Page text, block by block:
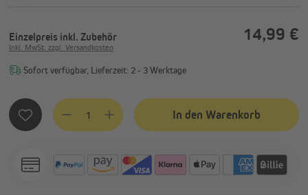
Einzelpreis inkl. Zubehör 14,99 €
Inkl. MwSt. zzgl. Versandkosten
Sofort verfügbar, Lieferzeit: 2 - 3 Werktage
Produkt Anzahl: Gib den gewünschten Wert ein oder
In den Warenkorb